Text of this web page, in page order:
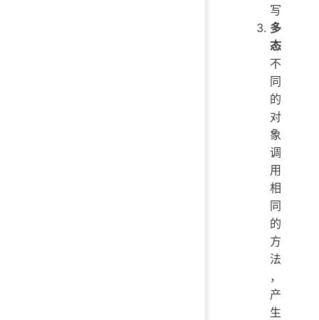
写
多
态
不
同
的
对
象
调
用
相
同
的
方
法
，
产
生